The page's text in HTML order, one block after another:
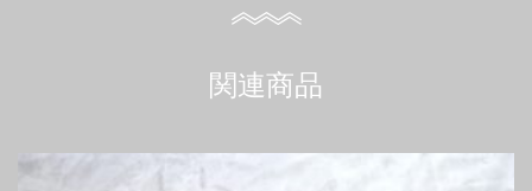
関連商品